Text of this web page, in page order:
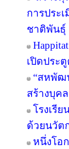
การประ
ชาติพันธุ์
เปิดประ
“สหพัฒ
สร้างบุค
โรงเรี
ด้วยนวัต
หนึ่งโอ